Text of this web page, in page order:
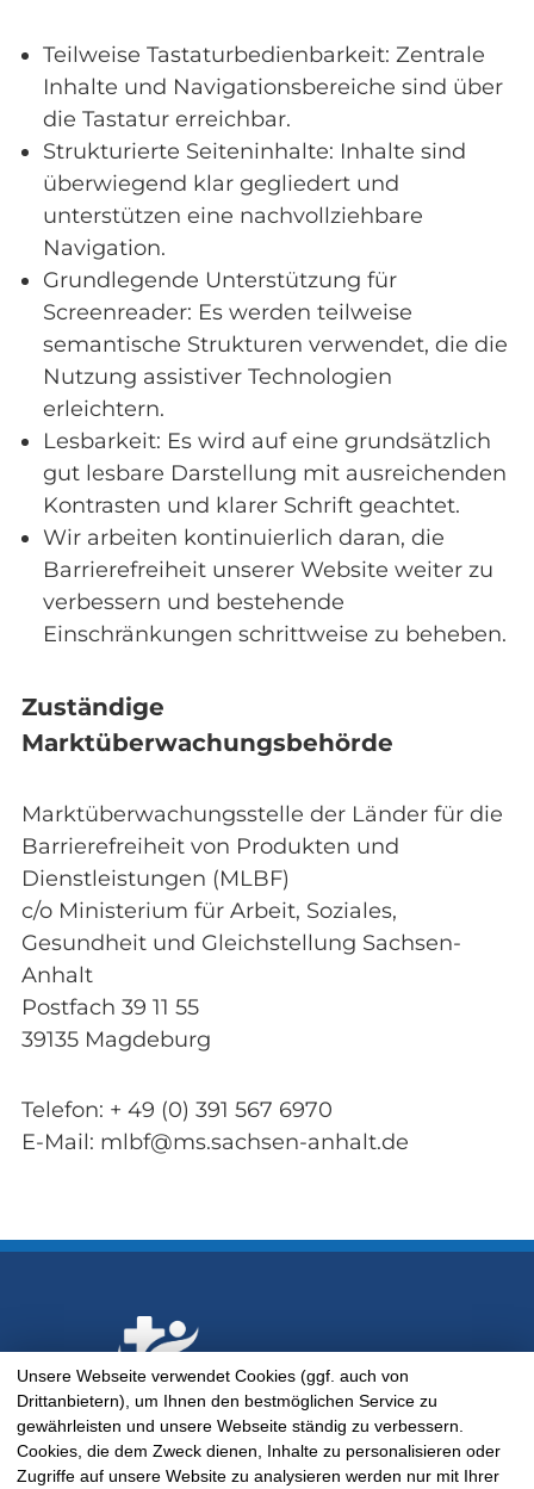
Teilweise Tastaturbedienbarkeit: Zentrale
Inhalte und Navigationsbereiche sind über
die Tastatur erreichbar.
Strukturierte Seiteninhalte: Inhalte sind
überwiegend klar gegliedert und
unterstützen eine nachvollziehbare
Navigation.
Grundlegende Unterstützung für
Screenreader: Es werden teilweise
semantische Strukturen verwendet, die die
Nutzung assistiver Technologien
erleichtern.
Lesbarkeit: Es wird auf eine grundsätzlich
gut lesbare Darstellung mit ausreichenden
Kontrasten und klarer Schrift geachtet.
Wir arbeiten kontinuierlich daran, die
Barrierefreiheit unserer Website weiter zu
verbessern und bestehende
Einschränkungen schrittweise zu beheben.
Zuständige
Marktüberwachungsbehörde
Marktüberwachungsstelle der Länder für die
Barrierefreiheit von Produkten und
Dienstleistungen (MLBF)
c/o Ministerium für Arbeit, Soziales,
Gesundheit und Gleichstellung Sachsen-
Anhalt
Postfach 39 11 55
39135 Magdeburg
Telefon: + 49 (0) 391 567 6970
E-Mail: mlbf@ms.sachsen-anhalt.de
Unsere Webseite verwendet Cookies (ggf. auch von
Drittanbietern), um Ihnen den bestmöglichen Service zu
gewährleisten und unsere Webseite ständig zu verbessern.
Cookies, die dem Zweck dienen, Inhalte zu personalisieren oder
Zugriffe auf unsere Website zu analysieren werden nur mit Ihrer